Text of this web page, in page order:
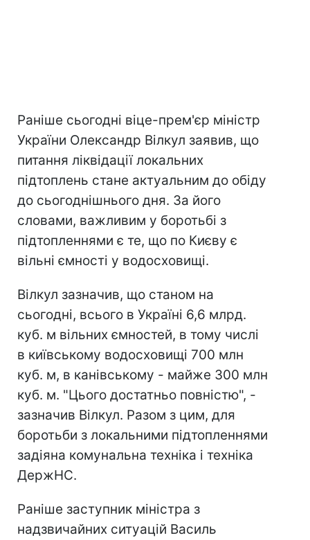
Раніше сьогодні віце-прем'єр міністр
України Олександр Вілкул заявив, що
питання ліквідації локальних
підтоплень стане актуальним до обіду
до сьогоднішнього дня. За його
словами, важливим у боротьбі з
підтопленнями є те, що по Києву є
вільні ємності у водосховищі.
Вілкул зазначив, що станом на
сьогодні, всього в Україні 6,6 млрд.
куб. м вільних ємностей, в тому числі
в київському водосховищі 700 млн
куб. м, в канівському - майже 300 млн
куб. м. "Цього достатньо повністю", -
зазначив Вілкул. Разом з цим, для
боротьби з локальними підтопленнями
задіяна комунальна техніка і техніка
ДержНС.
Раніше заступник міністра з
надзвичайних ситуацій Василь